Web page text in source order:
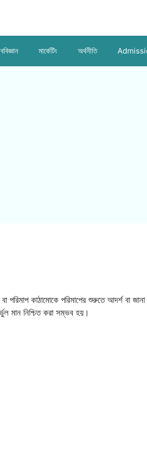
মার্কেটিং অর্থনীতি
কাঠামোকে পরিমাপের শুরুতে আদর্শ বা জানা
মান নিশ্চিত করা সম্ভব হয়।